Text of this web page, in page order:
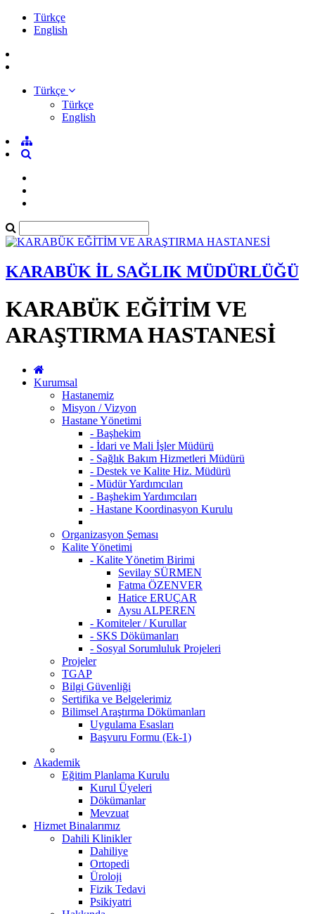
Türkçe
English
Türkçe
Türkçe
English
KARABÜK İL SAĞLIK MÜDÜRLÜĞÜ
KARABÜK EĞİTİM VE
ARAŞTIRMA HASTANESİ
Kurumsal
Hastanemiz
Misyon / Vizyon
Hastane Yönetimi
- Başhekim
- İdari ve Mali İşler Müdürü
- Sağlık Bakım Hizmetleri Müdürü
- Destek ve Kalite Hiz. Müdürü
- Müdür Yardımcıları
- Başhekim Yardımcıları
- Hastane Koordinasyon Kurulu
Organizasyon Şeması
Kalite Yönetimi
- Kalite Yönetim Birimi
Sevilay SÜRMEN
Fatma ÖZENVER
Hatice ERUÇAR
Aysu ALPEREN
- Komiteler / Kurullar
- SKS Dökümanları
- Sosyal Sorumluluk Projeleri
Projeler
TGAP
Bilgi Güvenliği
Sertifika ve Belgelerimiz
Bilimsel Araştırma Dökümanları
Uygulama Esasları
Başvuru Formu (Ek-1)
Akademik
Eğitim Planlama Kurulu
Kurul Üyeleri
Dökümanlar
Mevzuat
Hizmet Binalarımız
Dahili Klinikler
Dahiliye
Ortopedi
Üroloji
Fizik Tedavi
Psikiyatri